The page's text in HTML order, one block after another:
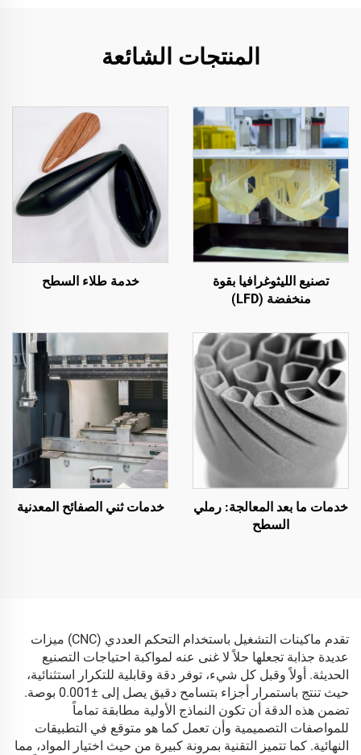
المنتجات الشائعة
تصنيع الليثوغرافيا بقوة
منخفضة (LFD)
خدمة طلاء السطح
خدمات ما بعد المعالجة: رملي
السطح
خدمات ثني الصفائح المعدنية
تقدم ماكينات التشغيل باستخدام التحكم العددي (CNC) ميزات
عديدة جذابة تجعلها حلاً لا غنى عنه لمواكبة احتياجات التصنيع
الحديثة. أولاً وقبل كل شيء، توفر دقة وقابلية للتكرار استثنائية،
حيث تنتج باستمرار أجزاء بتسامح دقيق يصل إلى ±0.001 بوصة.
تضمن هذه الدقة أن تكون النماذج الأولية مطابقة تماماً
للمواصفات التصميمية وأن تعمل كما هو متوقع في التطبيقات
النهائية. كما تتميز التقنية بمرونة كبيرة من حيث اختيار المواد، مما